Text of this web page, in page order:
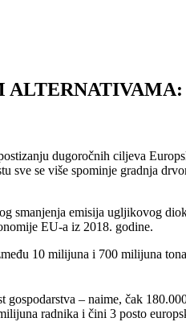
dugoročnih ciljeva
sve se više spominje gradnja
smanjenja emisija ugljikovog
EU-a iz 2018. godine.
10 milijuna i 700 milijuna
gospodarstva – naime, čak
radnika i čini 3 posto